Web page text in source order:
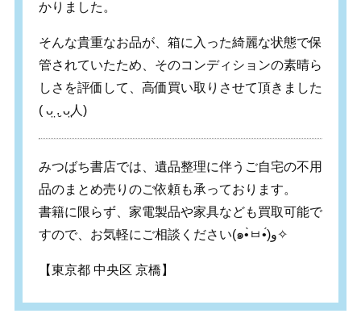
かりました。
そんな貴重なお品が、箱に入った綺麗な状態で保
管されていたため、そのコンディションの素晴ら
しさを評価して、高価買い取りさせて頂きました‬
( ᴗ̤ .̮ ᴗ̤人)
みつばち書店では、遺品整理に伴うご自宅の不用
品のまとめ売りのご依頼も承っております。
書籍に限らず、家電製品や家具なども買取可能で
すので、お気軽にご相談ください(๑•̀ㅂ•́)و✧
【東京都 中央区 京橋】